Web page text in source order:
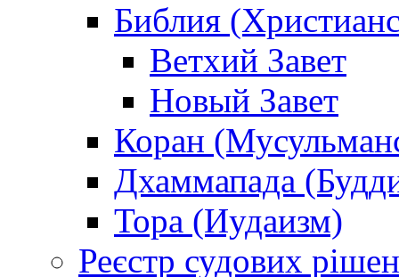
Библия
Ветхий Завет
Новый Завет
Коран
Дхаммапада
Тора (Иудаизм)
Реєстр судових